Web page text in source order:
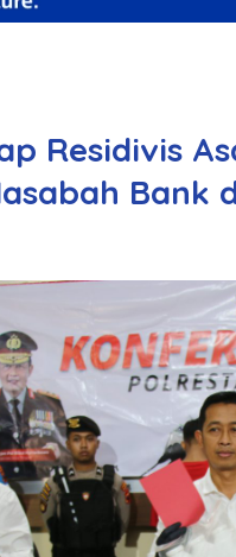
Residivis
Bank